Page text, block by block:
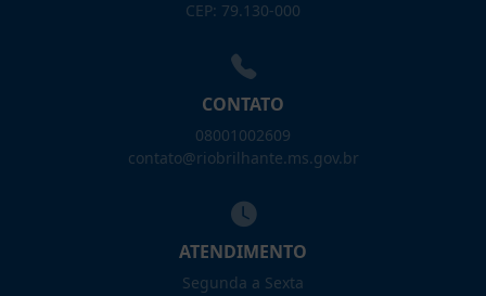
CEP: 79.130-000
CONTATO
08001002609
contato@riobrilhante.ms.gov.br
ATENDIMENTO
Segunda a Sexta